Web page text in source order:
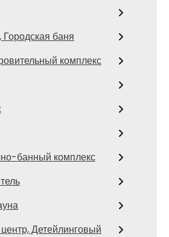
Городская баня
комплекс
банный комплекс
Детейлинговый